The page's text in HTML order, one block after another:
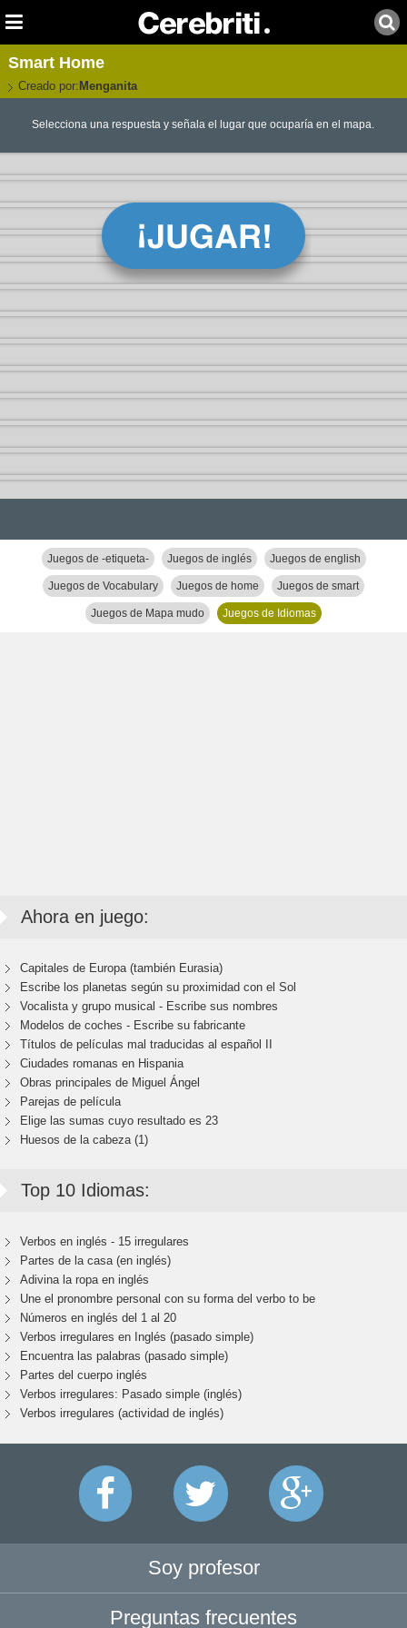
Smart Home
Creado por: Menganita
Selecciona una respuesta y señala el lugar que ocuparía en el mapa.
Juegos de -etiqueta- Juegos de inglés Juegos de english
Juegos de Vocabulary Juegos de home Juegos de smart
Juegos de Mapa mudo Juegos de Idiomas
Ahora en juego:
Capitales de Europa (también Eurasia)
Escribe los planetas según su proximidad con el Sol
Vocalista y grupo musical - Escribe sus nombres
Modelos de coches - Escribe su fabricante
Títulos de películas mal traducidas al español II
Ciudades romanas en Hispania
Obras principales de Miguel Ángel
Parejas de película
Elige las sumas cuyo resultado es 23
Huesos de la cabeza (1)
Top 10 Idiomas:
Verbos en inglés - 15 irregulares
Partes de la casa (en inglés)
Adivina la ropa en inglés
Une el pronombre personal con su forma del verbo to be
Números en inglés del 1 al 20
Verbos irregulares en Inglés (pasado simple)
Encuentra las palabras (pasado simple)
Partes del cuerpo inglés
Verbos irregulares: Pasado simple (inglés)
Verbos irregulares (actividad de inglés)
Soy profesor
Preguntas frecuentes